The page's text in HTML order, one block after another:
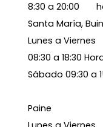
8:30 a 20:00
Santa María, Buin
Lunes a Viernes
08:30 a 18:30
Sábado 09:30 a
Paine